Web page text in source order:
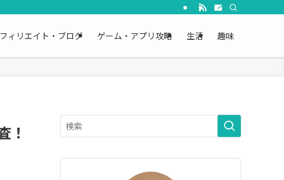
ィリエイト・ブログ ゲーム・アプリ攻略 生活 趣味
！